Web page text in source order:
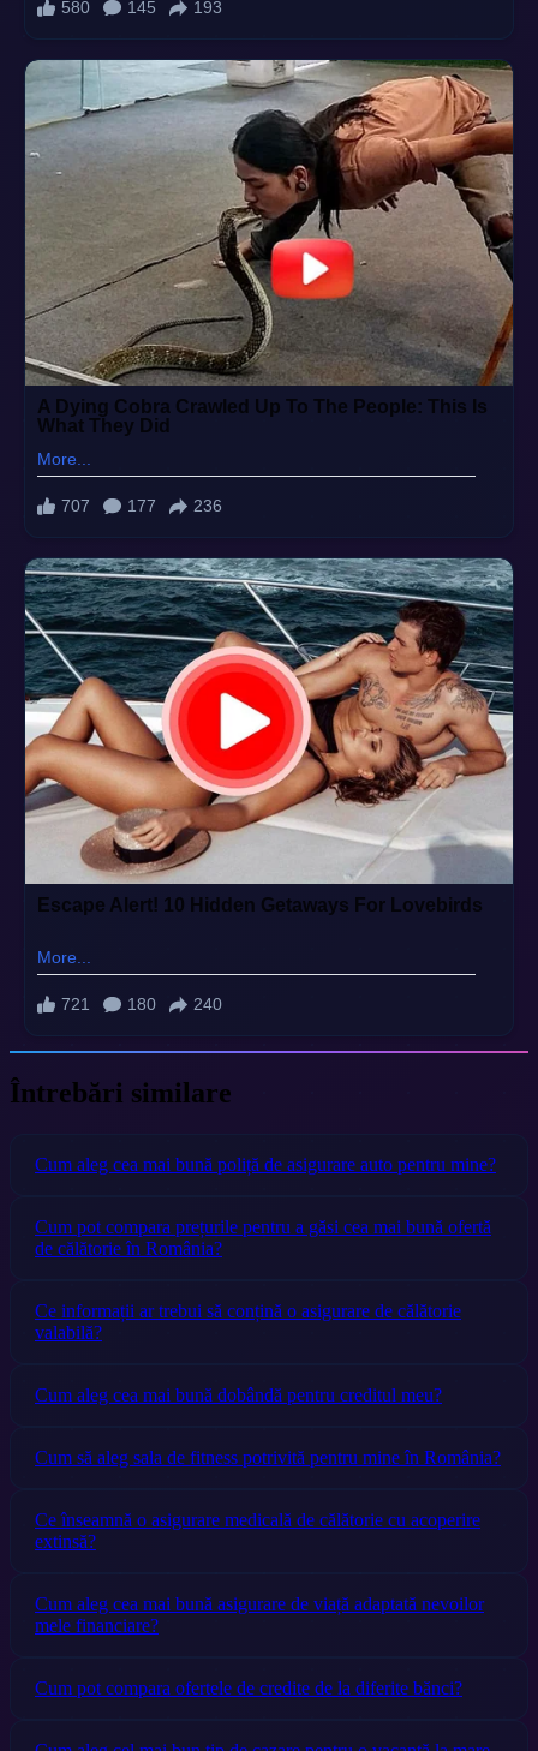
Întrebări similare
Cum aleg cea mai bună poliță de asigurare auto pentru mine?
Cum pot compara prețurile pentru a găsi cea mai bună ofertă
de călătorie în România?
Ce informații ar trebui să conțină o asigurare de călătorie
valabilă?
Cum aleg cea mai bună dobândă pentru creditul meu?
Cum să aleg sala de fitness potrivită pentru mine în România?
Ce înseamnă o asigurare medicală de călătorie cu acoperire
extinsă?
Cum aleg cea mai bună asigurare de viață adaptată nevoilor
mele financiare?
Cum pot compara ofertele de credite de la diferite bănci?